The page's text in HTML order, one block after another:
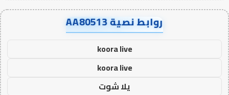
روابط نصية AA80513
koora live
koora live
يلا شوت